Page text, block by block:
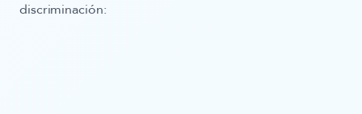
discriminación: